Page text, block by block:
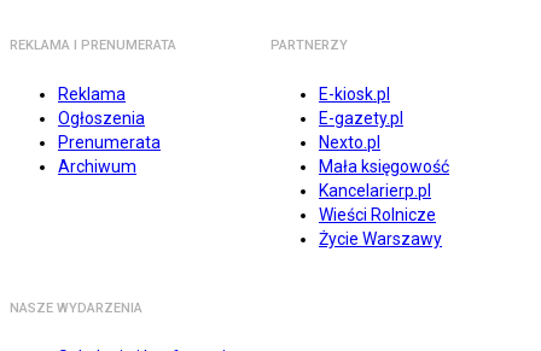
REKLAMA I PRENUMERATA
Reklama
Ogłoszenia
Prenumerata
Archiwum
PARTNERZY
E-kiosk.pl
E-gazety.pl
Nexto.pl
Mała księgowość
Kancelarierp.pl
Wieści Rolnicze
Życie Warszawy
NASZE WYDARZENIA